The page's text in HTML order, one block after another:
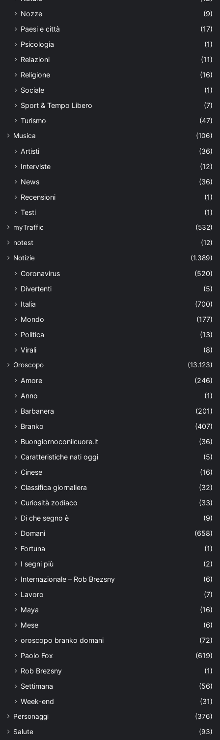
Nozze
(9)
Paesi e città
(17)
Psicologia
(1)
Relazioni
(11)
Religione
(16)
Sociale
(1)
Sport & Tempo Libero
(7)
Turismo
(47)
Musica (106)
Artisti
(36)
Interviste
(12)
News
(36)
Recensioni
(1)
Testi
(1)
myTraffic
(532)
notest
(12)
Notizie
(1.389)
Coronavirus
(520)
Divertenti
(5)
Italia
(700)
Mondo
(177)
Politica
(13)
Virali
(8)
Oroscopo (13.123)
Amore
(246)
Anno
(1)
Barbanera
(201)
Branko
(407)
Buongiornoconilcuore.it
(36)
Caratteristiche nati oggi
(5)
Cinese
(16)
Classifica giornaliera
(32)
Curiosità zodiaco
(33)
Di che segno è
(9)
Domani
(658)
Fortuna
(1)
I segni più
(2)
Internazionale – Rob Brezsny
(6)
Lavoro
(7)
Maya
(16)
Mese
(6)
oroscopo branko domani
(72)
Paolo Fox
(619)
Rob Brezsny
(1)
Settimana
(56)
Week-end
(31)
Personaggi
(376)
Salute
(93)